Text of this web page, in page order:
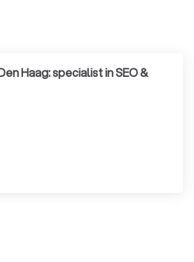
Haag: specialist in SEO &